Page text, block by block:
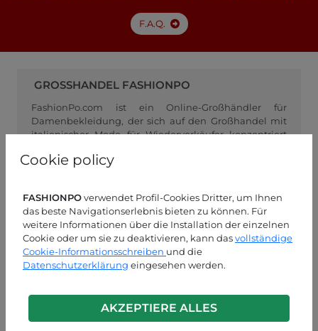
Cookie policy
FASHIONPOverwendet Profil-Cookies Dritter, um Ihnen
das beste Navigationserlebnis bieten zu können. Für
weitere Informationen über die Installation der einzelnen
Cookie oder um sie zu deaktivieren, kann dasvollständige
Cookie-Informationsschreiben und die
Datenschutzerklärung eingesehen werden.
AKZEPTIERE ALLES
F.A.Q.
GROSSHANDEL FASHIONPO
FashionPo.com ist ein Online-Großhändler für
Damenbekleidung, der sich auf den Großhandel mit
italienischer Mode für Wiederverkäufer konzentriert
Herstellern fungiert. Bleiben Sie auf dem Laufenden
KUNDENDIENST
MON-FRE 09:00-13:00 / 14:00-18:00
info@fashionpo.de